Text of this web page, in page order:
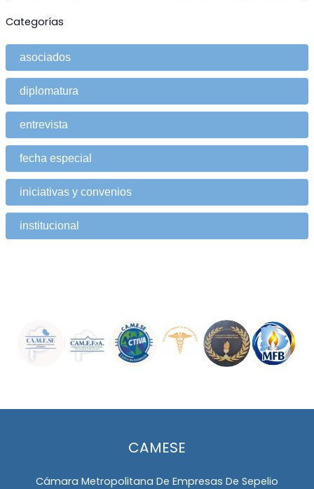
Categorías
asociados
diplomatura
entrevista
fecha especial
iniciativas y convenios
institucional
CAMESE
Cámara Metropolitana De Empresas De Sepelio